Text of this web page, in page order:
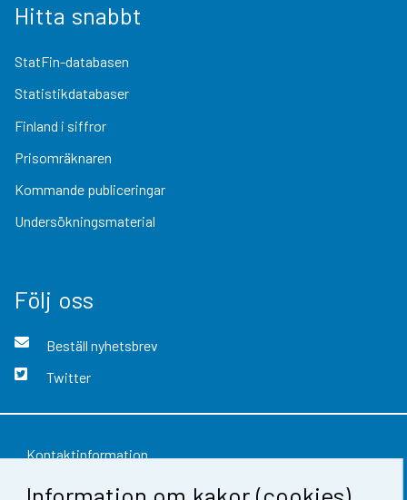
Hitta snabbt
StatFin-databasen
Statistikdatabaser
Finland i siffror
Prisomräknaren
Kommande publiceringar
Undersökningsmaterial
Följ oss
Beställ nyhetsbrev
Twitter
Kontaktinformation
Respons